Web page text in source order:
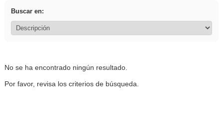
Buscar en:
No se ha encontrado ningún resultado.
Por favor, revisa los criterios de búsqueda.